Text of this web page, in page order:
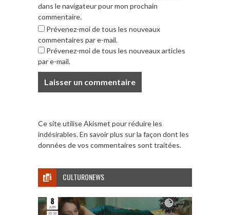
dans le navigateur pour mon prochain
commentaire.
Prévenez-moi de tous les nouveaux
commentaires par e-mail.
Prévenez-moi de tous les nouveaux articles
par e-mail.
Ce site utilise Akismet pour réduire les
indésirables.En savoir plus sur la façon dont les
données de vos commentaires sont traitées.
CULTURONEWS